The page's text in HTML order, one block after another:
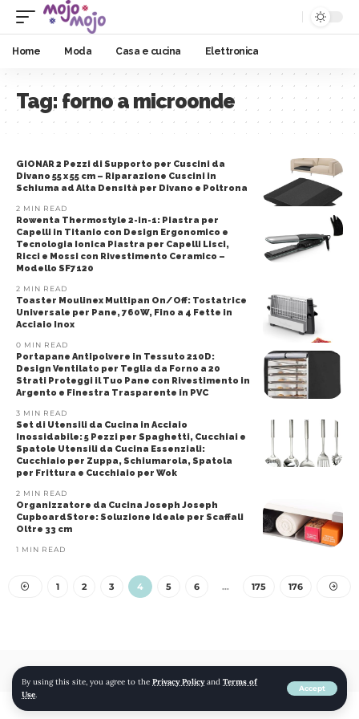
By using this site, you agree to the Privacy Policyand Terms of
Use.
Accept
Home Moda Casa e cucina Elettronica
Tag: forno a microonde
GIONAR 2 Pezzi di Supporto per Cuscini da
Divano 55 x 55 cm – Riparazione Cuscini in
Schiuma ad Alta Densità per Divano e Poltrona
2 MIN READ
Rowenta Thermostyle 2-in-1: Piastra per
Capelli in Titanio con Design Ergonomico e
Tecnologia Ionica Piastra per Capelli Lisci,
Ricci e Mossi con Rivestimento Ceramico –
Modello SF7120
2 MIN READ
Toaster Moulinex Multipan On/Off: Tostatrice
Universale per Pane, 760W, Fino a 4 Fette in
Acciaio Inox
0 MIN READ
Portapane Antipolvere in Tessuto 210D:
Design Ventilato per Teglia da Forno a 20
Strati Proteggi il Tuo Pane con Rivestimento in
Argento e Finestra Trasparente in PVC
3 MIN READ
Set di Utensili da Cucina in Acciaio
Inossidabile: 5 Pezzi per Spaghetti, Cucchiai e
Spatole Utensili da Cucina Essenziali:
Cucchiaio per Zuppa, Schiumarola, Spatola
per Frittura e Cucchiaio per Wok
2 MIN READ
Organizzatore da Cucina Joseph Joseph
CupboardStore: Soluzione Ideale per Scaffali
Oltre 33 cm
1 MIN READ
1 2 3 4 5 6 … 175 176
© 2022 mojomojo